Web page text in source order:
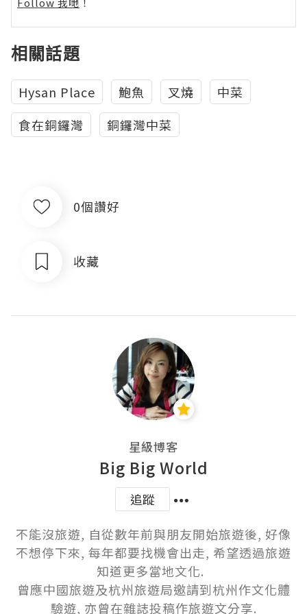
相關話題
Hysan Place 鮑魚 叉燒
中菜
食在銅鑼灣
銅鑼灣中菜
0個讚好
收藏
星級博客
Big Big World
追蹤
不能沒旅遊, 自從數年前與朋友開始旅遊後, 好像
不想停下來, 每年都要找機會出走, 希望透過旅遊
知道更多當地文化.
曾應中國旅遊及杭州旅遊局邀請到杭州作文化體
驗遊, 亦曾在雜誌投稿作旅遊文分享.